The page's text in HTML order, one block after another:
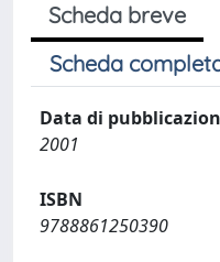
Scheda breve
Scheda
Data di
2001
ISBN
9788861250390